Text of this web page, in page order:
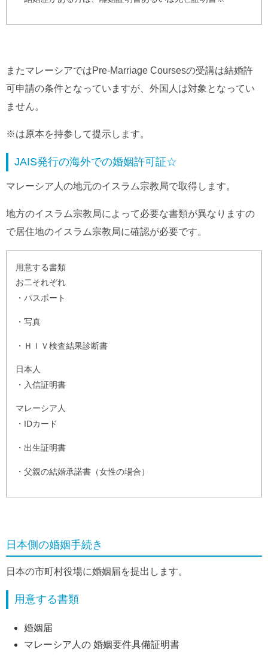
またマレーシアではPre-Marriage Coursesの受講は結婚許
可申請の条件となっていますが、外国人は対象となってい
ません。
※は原本を持参して提示します。
JAIS発行の海外での婚姻許可証☆
マレーシア人の地元のイスラム宗教局で取得します。
地方のイスラム宗教局によって必要な書類が異なりますの
で居住地のイスラム宗教局に確認が必要です。
用意する書類
お二それぞれ
・パスポート
・写真
・ＨＩＶ検査結果診断書
日本人
・入信証明書
マレーシア人
・IDカード
・出生証明書
・父親の結婚承諾書（女性の場合）
日本側の婚姻手続き
日本の市町村役場に婚姻届を提出します。
用意する書類
婚姻届
マレーシア人の 婚姻要件具備証明書